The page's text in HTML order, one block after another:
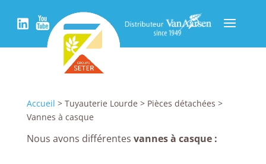
Accueil > Tuyauterie Lourde > Pièces détachées >
Vannes à casque
Nous avons différentes vannes à casque :